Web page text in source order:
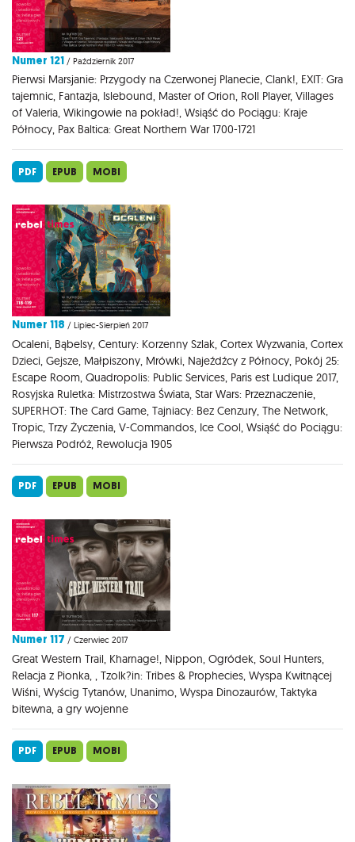
Numer 121 / Październik 2017
Pierwsi Marsjanie: Przygody na Czerwonej Planecie, Clank!, EXIT: Gra
tajemnic, Fantazja, Islebound, Master of Orion, Roll Player, Villages
of Valeria, Wikingowie na pokład!, Wsiąść do Pociągu: Kraje
Północy, Pax Baltica: Great Northern War 1700-1721
PDF EPUB MOBI
Numer 118 / Lipiec-Sierpień 2017
Ocaleni, Bąbelsy, Century: Korzenny Szlak, Cortex Wyzwania, Cortex
Dzieci, Gejsze, Małpiszony, Mrówki, Najeźdźcy z Północy, Pokój 25:
Escape Room, Quadropolis: Public Services, Paris est Ludique 2017,
Rosyjska Ruletka: Mistrzostwa Świata, Star Wars: Przeznaczenie,
SUPERHOT: The Card Game, Tajniacy: Bez Cenzury, The Network,
Tropic, Trzy Życzenia, V-Commandos, Ice Cool, Wsiąść do Pociągu:
Pierwsza Podróż, Rewolucja 1905
PDF EPUB MOBI
Numer 117 / Czerwiec 2017
Great Western Trail, Kharnage!, Nippon, Ogródek, Soul Hunters,
Relacja z Pionka, , Tzolk?in: Tribes & Prophecies, Wyspa Kwitnącej
Wiśni, Wyścig Tytanów, Unanimo, Wyspa Dinozaurów, Taktyka
bitewna, a gry wojenne
PDF EPUB MOBI